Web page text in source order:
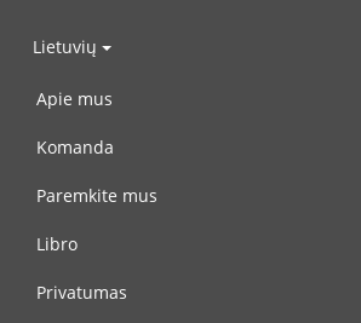
Lietuvių
Apie mus
Komanda
Paremkite mus
Libro
Privatumas